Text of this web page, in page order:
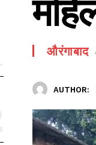
औरंगाबाद
AUTHOR: